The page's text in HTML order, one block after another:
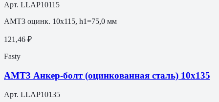
Арт. LLAP10115
АМТ3 оцинк. 10х115, h1=75,0 мм
121,46 ₽
Fasty
АМТ3 Анкер-болт (оцинкованная сталь) 10х135
Арт. LLAP10135